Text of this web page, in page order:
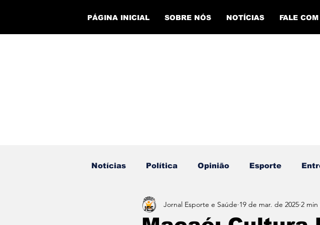
PÁGINA INICIAL SOBRE NÓS NOTÍCIAS FALE
Notícias Política Opinião Esporte
Eventos Cursos Evento Esportivo
Jornal Esporte e Saúde 19 de mar. de 2025 2